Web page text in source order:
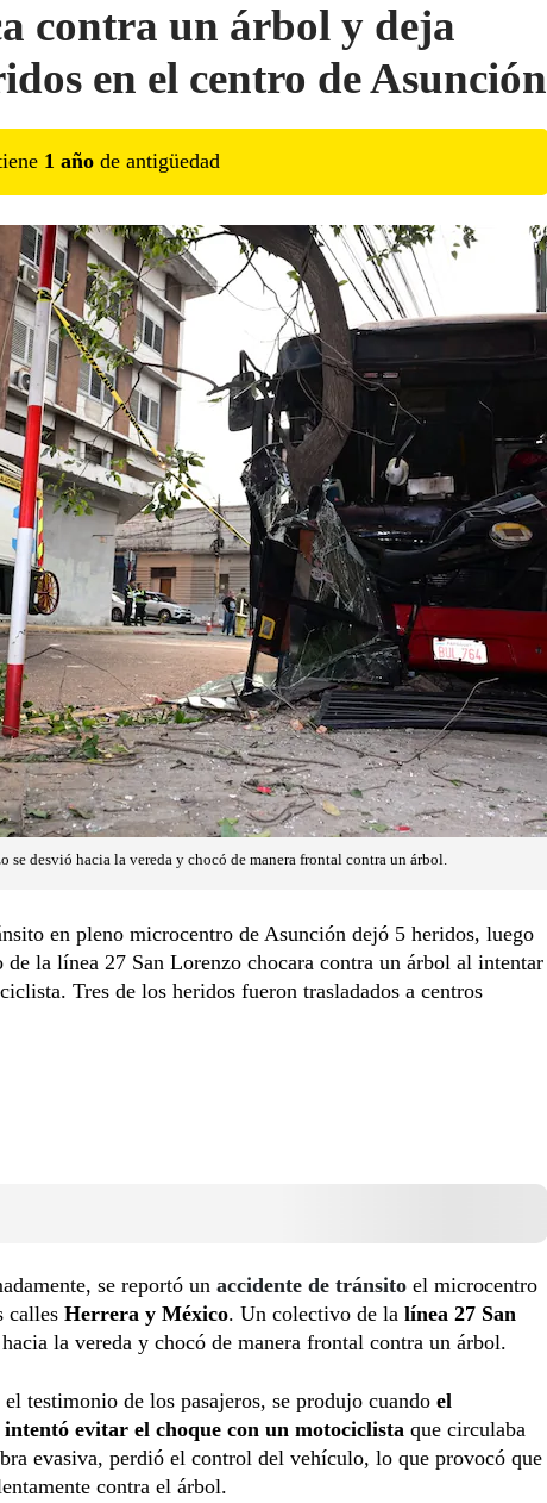
contra un árbol y deja
en el centro de Asunción
1 año de antigüedad
desvió hacia la vereda y chocó de manera frontal contra un árbol.
en pleno microcentro de Asunción dejó 5 heridos, luego
de la línea 27 San Lorenzo chocara contra un árbol al intentar
Tres de los heridos fueron trasladados a centros
se reportó un accidente de tránsito el microcentro
calles Herrera y México. Un colectivo de la línea 27 San
la vereda y chocó de manera frontal contra un árbol.
testimonio de los pasajeros, se produjo cuando el
evitar el choque con un motociclista que circulaba
evasiva, perdió el control del vehículo, lo que provocó que
contra el árbol.